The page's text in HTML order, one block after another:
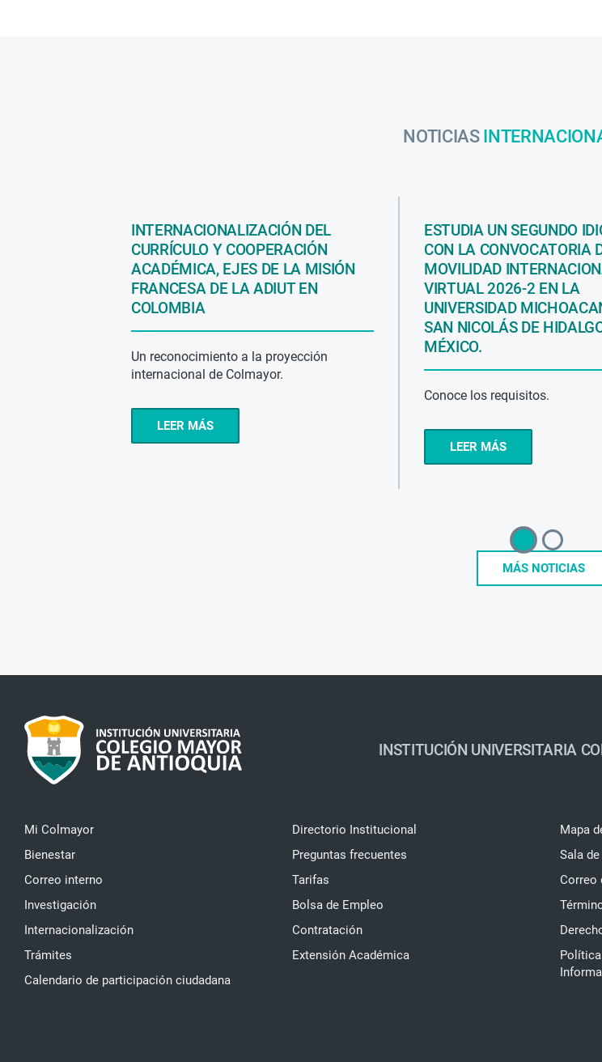
NOTICIAS
INTERNACIONALIZACIÓN DEL
CURRÍCULO Y COOPERACIÓN
ACADÉMICA, EJES DE LA MISIÓN
FRANCESA DE LA ADIUT EN
COLOMBIA
Un reconocimiento a la proyección
internacional de Colmayor.
LEER MÁS
ESTUDIA UN SEGUNDO
CON LA CONVOCATORIA
MOVILIDAD
VIRTUAL 2026-2 EN LA
UNIVERSIDAD
SAN NICOLÁS DE
MÉXICO.
Conoce los requisitos.
LEER MÁS
MÁS NOTICIAS
INSTITUCIÓN UNIVERSITARIA
Mi Colmayor
Bienestar
Correo interno
Investigación
Internacionalización
Trámites
Calendario de participación ciudadana
Directorio Institucional
Preguntas frecuentes
Tarifas
Bolsa de Empleo
Contratación
Extensión Académica
Mapa
Sala
Correo